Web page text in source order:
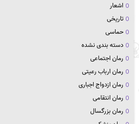
اشعار
تاریخی
حماسی
دسته بندی نشده
رمان اجتماعی
رمان ارباب رعیتی
رمان ازدواج اجباری
رمان انتقامی
رمان بزرگسال